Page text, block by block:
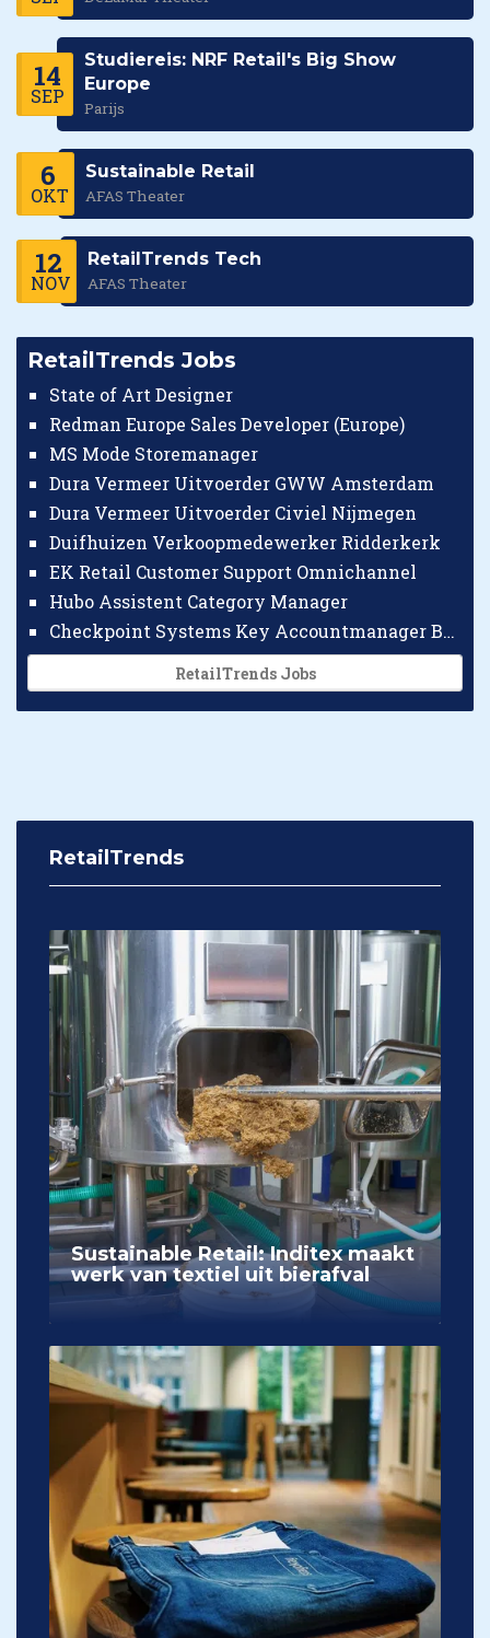
14
SEP
Studiereis: NRF Retail's Big Show
Europe
Parijs
6
OKT
Sustainable Retail
AFAS Theater
12
NOV
RetailTrends Tech
AFAS Theater
RetailTrends Jobs
State of Art Designer
Redman Europe Sales Developer (Europe)
MS Mode Storemanager
Dura Vermeer Uitvoerder GWW Amsterdam
Dura Vermeer Uitvoerder Civiel Nijmegen
Duifhuizen Verkoopmedewerker Ridderkerk
EK Retail Customer Support Omnichannel
Hubo Assistent Category Manager
Checkpoint Systems Key Accountmanager Benelux
RetailTrends Jobs
RetailTrends
Sustainable Retail: Inditex maakt
werk van textiel uit bierafval